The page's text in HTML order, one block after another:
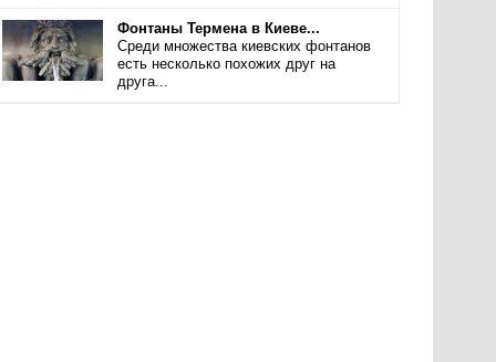
Фонтаны Термена в Киеве...
Среди множества киевских фонтанов
есть несколько похожих друг на
друга...